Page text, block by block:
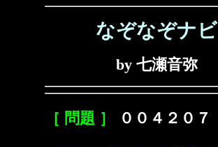
なぞなぞナビ
by 七瀬音弥
［ 問題 ］ ００４２０７